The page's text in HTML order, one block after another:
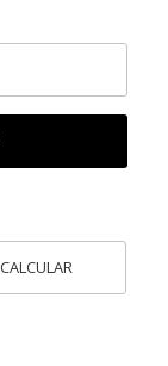
CALCULAR